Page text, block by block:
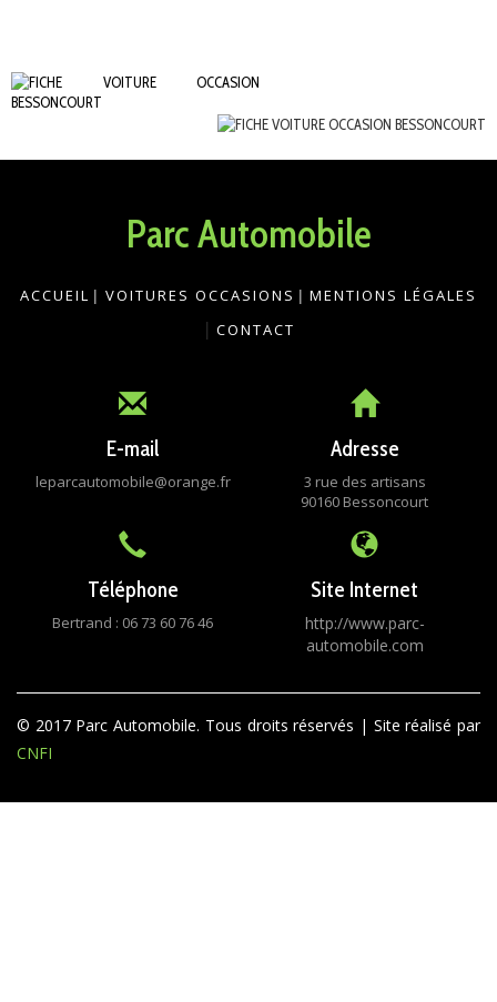
Parc Automobile
ACCUEIL | VOITURES OCCASIONS | MENTIONS LÉGALES
| CONTACT
E-mail
leparcautomobile@orange.fr
Adresse
3 rue des artisans
90160 Bessoncourt
Téléphone
Bertrand : 06 73 60 76 46
Site Internet
http://www.parc-
automobile.com
© 2017 Parc Automobile. Tous droits réservés | Site réalisé par
CNFI